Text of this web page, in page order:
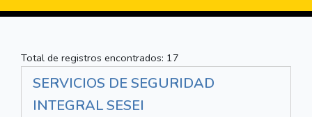
Total de registros encontrados: 17
SERVICIOS DE SEGURIDAD
INTEGRAL SESEI